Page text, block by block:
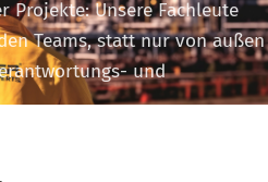
Projekte: Unsere Fachleute
Teams, statt nur von außen
und